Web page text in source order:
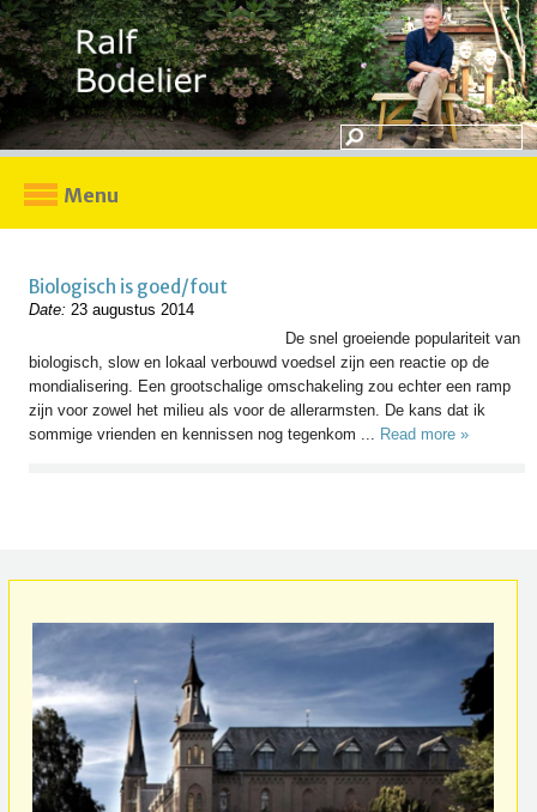
Menu
Biologisch is goed/fout
Date: 23 augustus 2014
De snel groeiende populariteit van
biologisch, slow en lokaal verbouwd voedsel zijn een reactie op de
mondialisering. Een grootschalige omschakeling zou echter een ramp
zijn voor zowel het milieu als voor de allerarmsten. De kans dat ik
sommige vrienden en kennissen nog tegenkom ... Read more »